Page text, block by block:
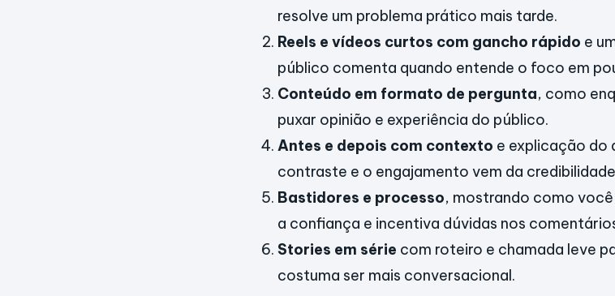
resolve um problema prático mais tarde.
Reels e vídeos curtos com gancho rápido e
público comenta quando entende o foco em
Conteúdo em formato de pergunta, como
puxar opinião e experiência do público.
Antes e depois com contexto e explicação do
contraste e o engajamento vem da
Bastidores e processo, mostrando como
a confiança e incentiva dúvidas nos
Stories em série com roteiro e chamada leve
costuma ser mais conversacional.